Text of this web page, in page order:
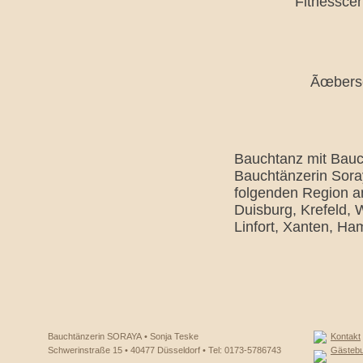
Bauchtanz mit
Bauchtänzerin
folgenden Region
Duisburg, Krefeld,
Linfort, Xanten,
Bauchtänzerin SORAYA • Sonja Teske
Schwerinstraße 15 • 40477 Düsseldorf • Tel: 0173-5786743
Kontakt